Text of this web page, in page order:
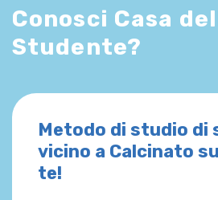
Conosci Casa
Studente?
Metodo di studio di
vicino a Calcinato
te!